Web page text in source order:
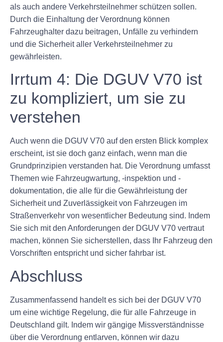
als auch andere Verkehrsteilnehmer schützen sollen.
Durch die Einhaltung der Verordnung können
Fahrzeughalter dazu beitragen, Unfälle zu verhindern
und die Sicherheit aller Verkehrsteilnehmer zu
gewährleisten.
Irrtum 4: Die DGUV V70 ist
zu kompliziert, um sie zu
verstehen
Auch wenn die DGUV V70 auf den ersten Blick komplex
erscheint, ist sie doch ganz einfach, wenn man die
Grundprinzipien verstanden hat. Die Verordnung umfasst
Themen wie Fahrzeugwartung, -inspektion und -
dokumentation, die alle für die Gewährleistung der
Sicherheit und Zuverlässigkeit von Fahrzeugen im
Straßenverkehr von wesentlicher Bedeutung sind. Indem
Sie sich mit den Anforderungen der DGUV V70 vertraut
machen, können Sie sicherstellen, dass Ihr Fahrzeug den
Vorschriften entspricht und sicher fahrbar ist.
Abschluss
Zusammenfassend handelt es sich bei der DGUV V70
um eine wichtige Regelung, die für alle Fahrzeuge in
Deutschland gilt. Indem wir gängige Missverständnisse
über die Verordnung entlarven, können wir dazu